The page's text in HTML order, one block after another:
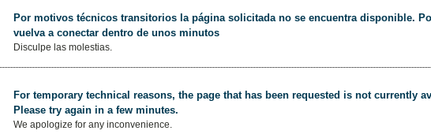
Por motivos técnicos transitorios la página solicitada no se encuentra disponible.
vuelva a conectar dentro de unos minutos
Disculpe las molestias.
For temporary technical reasons, the page that has been requested is not currently
Please try again in a few minutes.
We apologize for any inconvenience.